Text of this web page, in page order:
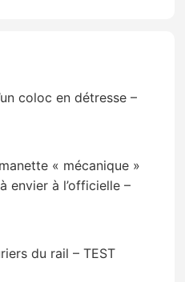
coloc en détresse –
« mécanique »
envier à l’officielle –
du rail – TEST